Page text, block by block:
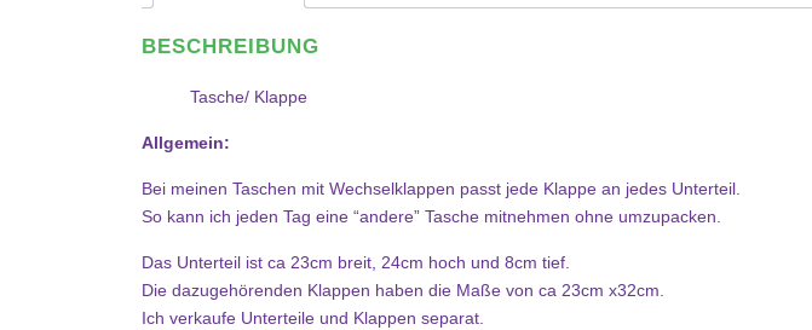
BESCHREIBUNG
Tasche/ Klappe
Allgemein:
Bei meinen Taschen mit Wechselklappen passt jede Klappe an jedes Unterteil.
So kann ich jeden Tag eine “andere” Tasche mitnehmen ohne umzupacken.
Das Unterteil ist ca 23cm breit, 24cm hoch und 8cm tief.
Die dazugehörenden Klappen haben die Maße von ca 23cm x32cm.
Ich verkaufe Unterteile und Klappen separat.